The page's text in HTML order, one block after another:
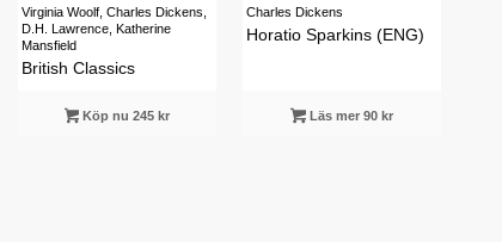
Virginia Woolf, Charles Dickens,
D.H. Lawrence, Katherine
Mansfield
British Classics
Köp nu 245 kr
Charles Dickens
Horatio Sparkins (ENG)
Läs mer 90 kr